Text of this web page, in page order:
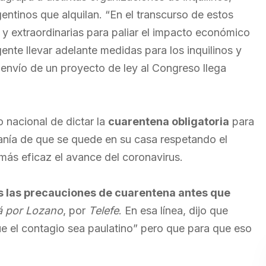
que alquilan. “En el transcurso de estos
extraordinarias para paliar el impacto económico
llevar adelante medidas para los inquilinos y
de un proyecto de ley al Congreso llega
nacional de dictar la cuarentena obligatoria para
de que se quede en su casa respetando el
eficaz el avance del coronavirus.
las precauciones de cuarentena antes que
por Lozano, por Telefe. En esa línea, dijo que
el contagio sea paulatino” pero que para que eso